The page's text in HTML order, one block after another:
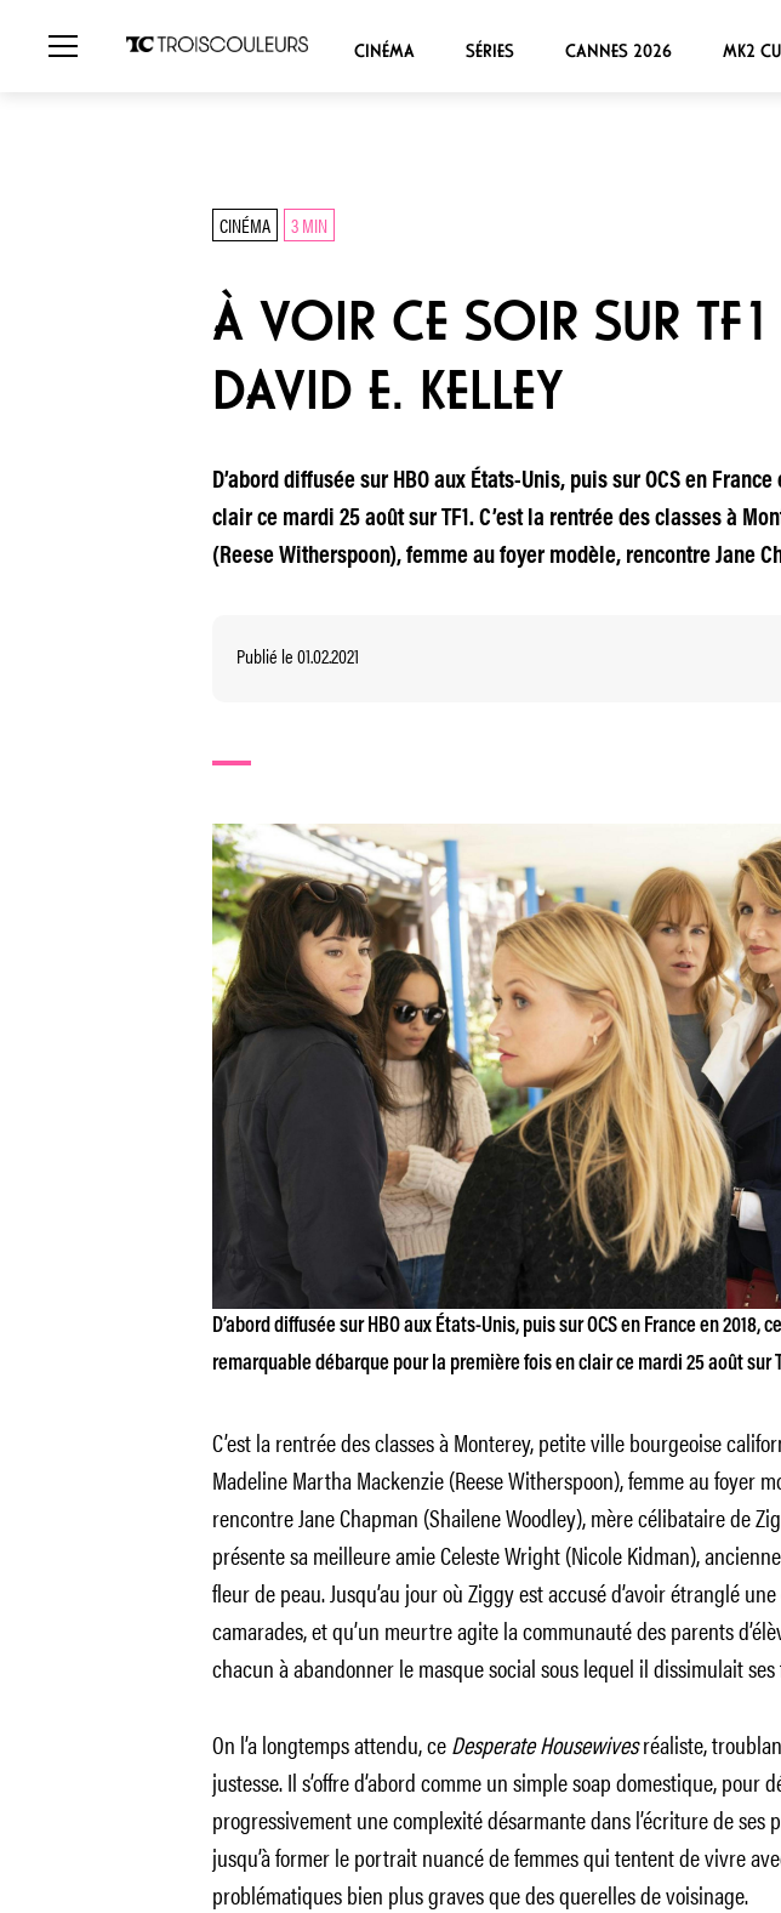
CINÉMA SÉRIES CANNES 2026 MK2
CINÉMA 3 MIN
À VOIR CE SOIR SUR
DAVID E. KELLEY
D’abord diffusée sur HBO aux États-Unis, puis sur OCS en
clair ce mardi 25 août sur TF1. C’est la rentrée des classes à
(Reese Witherspoon), femme au foyer modèle, rencontre Jane
Publié le 01.02.2021
D’abord diffusée sur HBO aux États-Unis, puis sur OCS en France en 2018,
remarquable débarque pour la première fois en clair ce mardi 25 août sur
C’est la rentrée des classes à Monterey, petite ville bourgeoise
Madeline Martha Mackenzie (Reese Witherspoon), femme au foyer
rencontre Jane Chapman (Shailene Woodley), mère célibataire de
présente sa meilleure amie Celeste Wright (Nicole Kidman),
fleur de peau. Jusqu’au jour où Ziggy est accusé d’avoir étranglé
camarades, et qu’un meurtre agite la communauté des parents
chacun à abandonner le masque social sous lequel il dissimulait
On l’a longtemps attendu, ceDesperate Housewivesréaliste,
justesse. Il s’offre d’abord comme un simple soap domestique, pour
progressivement une complexité désarmante dans l’écriture de ses
jusqu’à former le portrait nuancé de femmes qui tentent de vivre
problématiques bien plus graves que des querelles de voisinage.